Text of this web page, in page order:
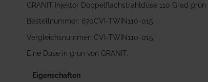
GRANIT Injektor Doppelflachstrahldüse 110 Grad grün
Bestellnummer: 670CVI-TWIN110-015
Vergleichsnummer: CVI-TWIN110-015
Eine Düse in grün von GRANIT.
Eigenschaften